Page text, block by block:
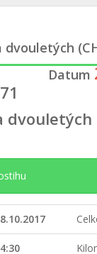
dvouletých
Datum
dvouletých